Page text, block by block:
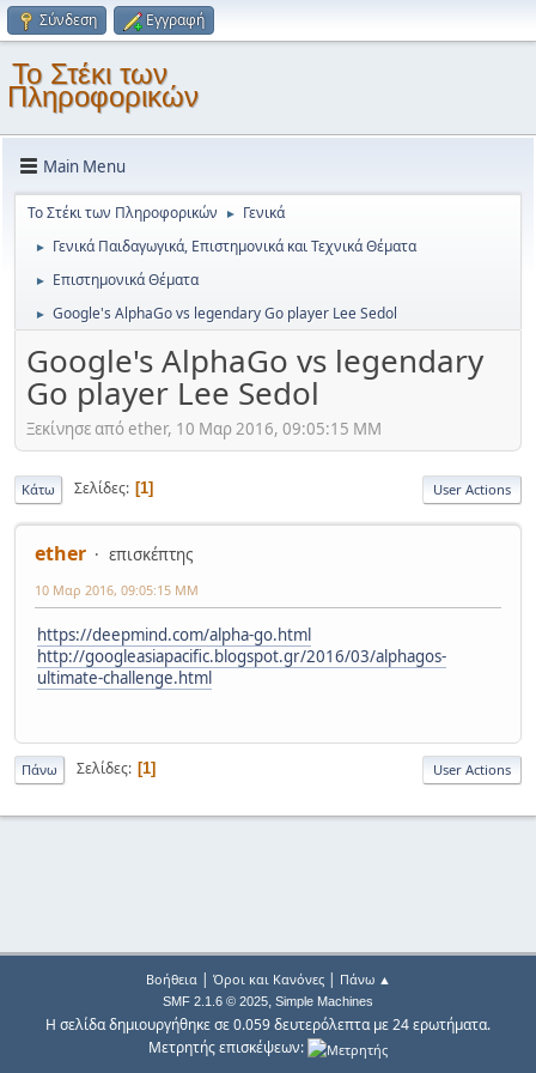
Σύνδεση Εγγραφή
Το Στέκι των
Πληροφορικών
Main Menu
Το Στέκι των Πληροφορικών ► Γενικά
► Γενικά Παιδαγωγικά, Επιστημονικά και Τεχνικά Θέματα
► Επιστημονικά Θέματα
► Google's AlphaGo vs legendary Go player Lee Sedol
Google's AlphaGo vs legendary
Go player Lee Sedol
Ξεκίνησε από ether, 10 Μαρ 2016, 09:05:15 ΜΜ
Κάτω Σελίδες 1 User Actions
ether επισκέπτης
10 Μαρ 2016, 09:05:15 ΜΜ
https://deepmind.com/alpha-go.html
http://googleasiapacific.blogspot.gr/2016/03/alphagos-
ultimate-challenge.html
Πάνω Σελίδες 1 User Actions
Βοήθεια| Όροι και Κανόνες| Πάνω ▲
SMF 2.1.6 © 2025, Simple Machines
Η σελίδα δημιουργήθηκε σε 0.059 δευτερόλεπτα με 24 ερωτήματα.
Μετρητής επισκέψεων: